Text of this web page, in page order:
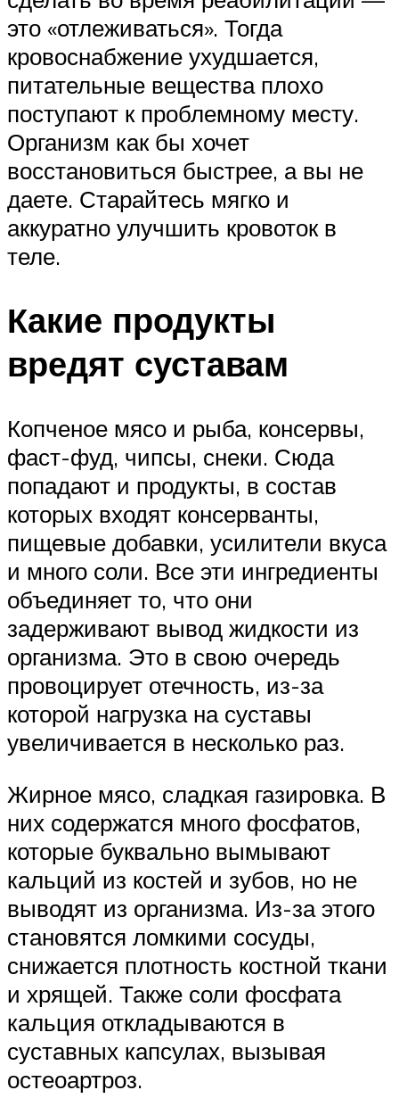
это «отлеживаться». Тогда
кровоснабжение ухудшается,
питательные вещества плохо
поступают к проблемному месту.
Организм как бы хочет
восстановиться быстрее, а вы не
даете. Старайтесь мягко и
аккуратно улучшить кровоток в
теле.
Какие продукты
вредят суставам
Копченое мясо и рыба, консервы,
фаст-фуд, чипсы, снеки. Сюда
попадают и продукты, в состав
которых входят консерванты,
пищевые добавки, усилители вкуса
и много соли. Все эти ингредиенты
объединяет то, что они
задерживают вывод жидкости из
организма. Это в свою очередь
провоцирует отечность, из-за
которой нагрузка на суставы
увеличивается в несколько раз.
Жирное мясо, сладкая газировка. В
них содержатся много фосфатов,
которые буквально вымывают
кальций из костей и зубов, но не
выводят из организма. Из-за этого
становятся ломкими сосуды,
снижается плотность костной ткани
и хрящей. Также соли фосфата
кальция откладываются в
суставных капсулах, вызывая
остеоартроз.